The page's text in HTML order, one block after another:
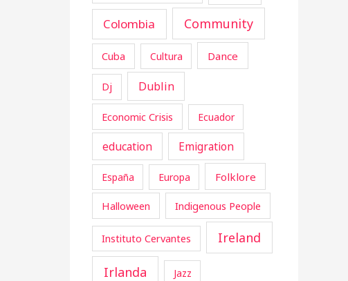
Colombia Community
Cuba Cultura Dance
Dj Dublin
Economic Crisis Ecuador
education Emigration
España Europa Folklore
Halloween Indigenous People
Instituto Cervantes Ireland
Irlanda Jazz